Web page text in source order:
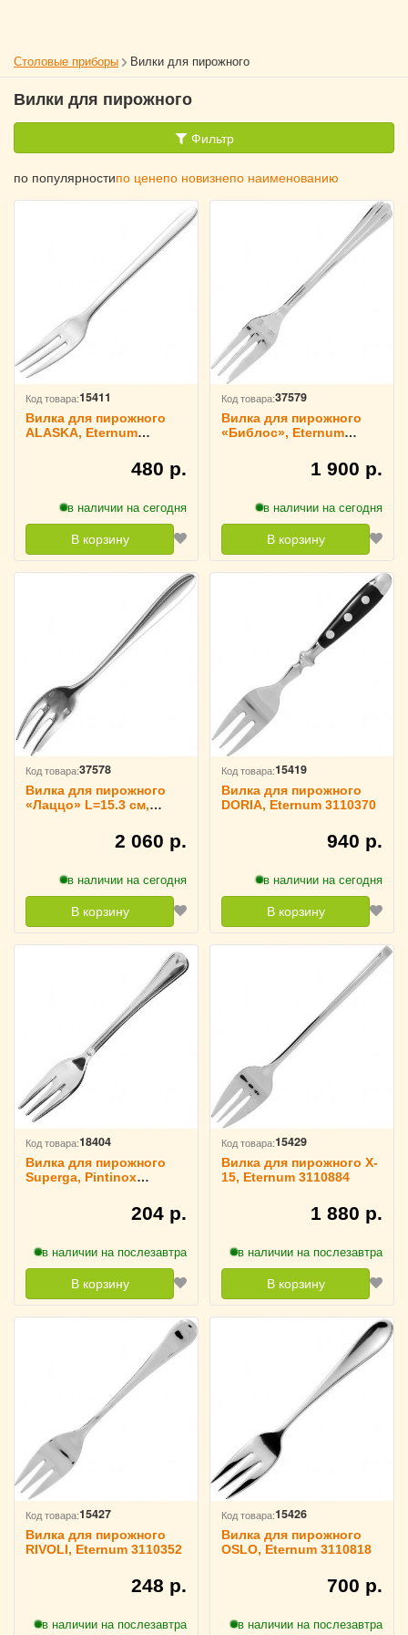
Столовые приборы Вилки для пирожного
Вилки для пирожного
Фильтр
по популярностипо ценепо новизнепо наименованию
Код товара:15411
Вилка для пирожного
ALASKA, Eternum
480 р.
в наличии на сегодня
В корзину
Код товара:37579
Вилка для пирожного
«Библос», Eternum
1 900 р.
в наличии на сегодня
В корзину
Код товара:37578
Вилка для пирожного
«Лаццо» L=15.3 см,
2 060 р.
в наличии на сегодня
В корзину
Код товара:15419
Вилка для пирожного
DORIA, Eternum 3110370
940 р.
в наличии на сегодня
В корзину
Код товара:18404
Вилка для пирожного
Superga, Pintinox
204 р.
в наличии на послезавтра
В корзину
Код товара:15429
Вилка для пирожного X-
15, Eternum 3110884
1 880 р.
в наличии на послезавтра
В корзину
Код товара:15427
Вилка для пирожного
RIVOLI, Eternum 3110352
248 р.
в наличии на послезавтра
Код товара:15426
Вилка для пирожного
OSLO, Eternum 3110818
700 р.
в наличии на послезавтра